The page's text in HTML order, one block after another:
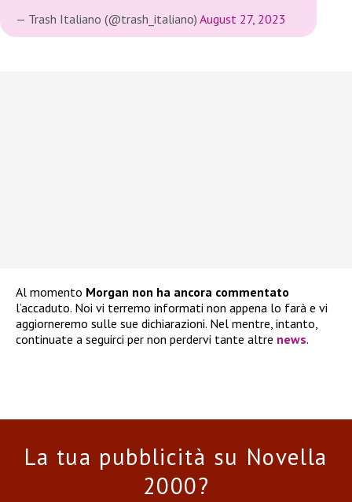
— Trash Italiano (@trash_italiano) August 27, 2023
Al momento Morgan non ha ancora commentato
l’accaduto. Noi vi terremo informati non appena lo farà e vi
aggiorneremo sulle sue dichiarazioni. Nel mentre, intanto,
continuate a seguirci per non perdervi tante altre news.
La tua pubblicità su Novella
2000?